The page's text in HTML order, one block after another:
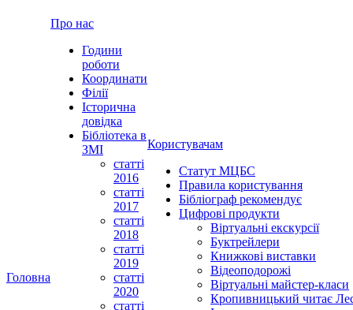
Головна
Про нас
Години
роботи
Координати
Філії
Історична
довідка
Бібліотека в
ЗМІ
статті
2016
статті
2017
статті
2018
статті
2019
статті
2020
статті
Користувачам
Статут МЦБС
Правила користування
Бібліограф рекомендує
Цифрові продукти
Віртуальні екскурсії
Буктрейлери
Книжкові виставки
Відеоподорожі
Віртуальні майстер-класи
Кропивницький читає